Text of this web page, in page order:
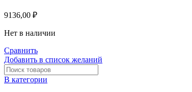
9136,00 ₽
Нет в наличии
Сравнить
Добавить в список желаний
В категории